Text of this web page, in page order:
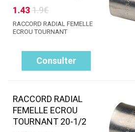
1.431.9€
RACCORD RADIAL FEMELLE
ECROU TOURNANT
Consulter
RACCORD RADIAL
FEMELLE ECROU
TOURNANT 20-1/2